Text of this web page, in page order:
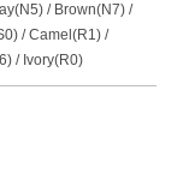
/ Brown(N7) /
/ Camel(R1) /
/ Ivory(R0)